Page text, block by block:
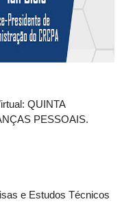
QUINTA
PESSOAIS.
e Estudos Técnicos